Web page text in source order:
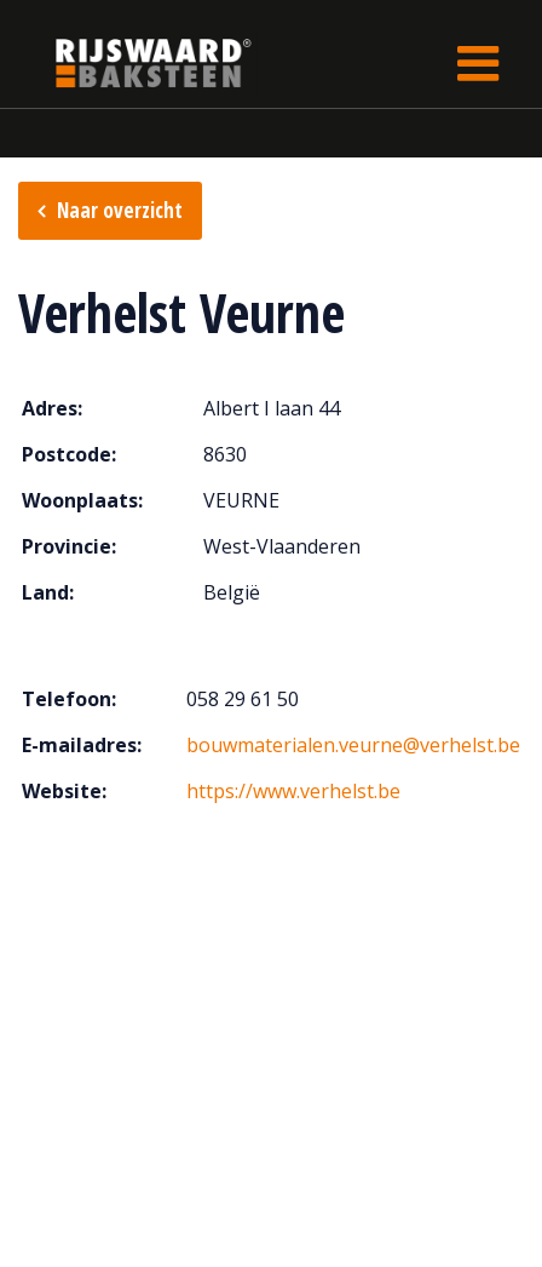
Naar overzicht
Verhelst Veurne
Adres:
Albert I laan 44
Postcode:
8630
Woonplaats:
VEURNE
Provincie:
West-Vlaanderen
Land:
België
Telefoon:
058 29 61 50
E-mailadres:
bouwmaterialen.veurne@verhelst.be
Website:
https://www.verhelst.be